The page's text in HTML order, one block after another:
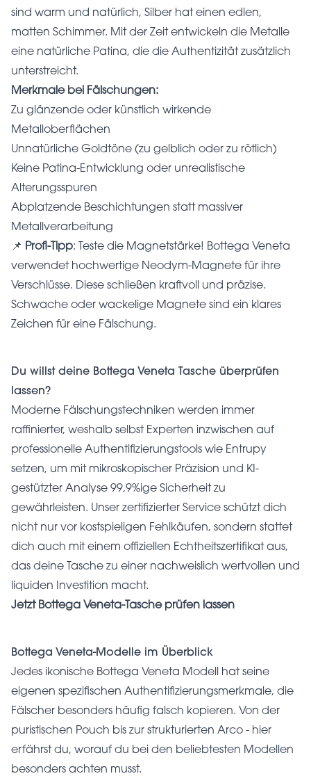
sind warm und natürlich, Silber hat einen edlen,
matten Schimmer. Mit der Zeit entwickeln die Metalle
eine natürliche Patina, die die Authentizität zusätzlich
unterstreicht.
Merkmale bei Fälschungen:
Zu glänzende oder künstlich wirkende
Metalloberflächen
Unnatürliche Goldtöne (zu gelblich oder zu rötlich)
Keine Patina-Entwicklung oder unrealistische
Alterungsspuren
Abplatzende Beschichtungen statt massiver
Metallverarbeitung
📌 Profi-Tipp: Teste die Magnetstärke! Bottega Veneta
verwendet hochwertige Neodym-Magnete für ihre
Verschlüsse. Diese schließen kraftvoll und präzise.
Schwache oder wackelige Magnete sind ein klares
Zeichen für eine Fälschung.
Du willst deine Bottega Veneta Tasche überprüfen
lassen?
Moderne Fälschungstechniken werden immer
raffinierter, weshalb selbst Experten inzwischen auf
professionelle Authentifizierungstools wie Entrupy
setzen, um mit mikroskopischer Präzision und KI-
gestützter Analyse 99,9%ige Sicherheit zu
gewährleisten. Unser zertifizierter Service schützt dich
nicht nur vor kostspieligen Fehlkäufen, sondern stattet
dich auch mit einem offiziellen Echtheitszertifikat aus,
das deine Tasche zu einer nachweislich wertvollen und
liquiden Investition macht.
Jetzt Bottega Veneta-Tasche prüfen lassen
Bottega Veneta-Modelle im Überblick
Jedes ikonische Bottega Veneta Modell hat seine
eigenen spezifischen Authentifizierungsmerkmale, die
Fälscher besonders häufig falsch kopieren. Von der
puristischen Pouch bis zur strukturierten Arco - hier
erfährst du, worauf du bei den beliebtesten Modellen
besonders achten musst.